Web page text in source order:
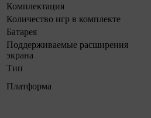
Комплектация
Количество игр в комплекте
Батарея‌
Поддерживаемые расширения
экрана
Тип
Платформа